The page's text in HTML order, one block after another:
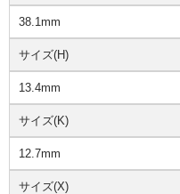
38.1mm
サイズ(H)
13.4mm
サイズ(K)
12.7mm
サイズ(X)